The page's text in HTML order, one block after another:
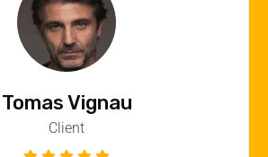
Vincent Quere
Client